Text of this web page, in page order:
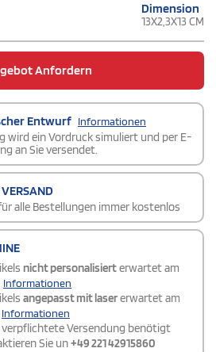
Dimension
13X2,3X13 CM
Anfordern
Entwurf Informationen
wird ein Vordruck simuliert und per E-
an Sie versendet.
VERSAND
alle Bestellungen immer kostenlos
nicht personalisierterwartet am
Informationen
angepasst mit lasererwartet am
Informationen
Versendung benötigt
Sie un+49 221 42915860